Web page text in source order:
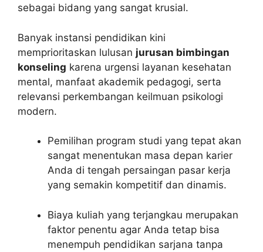
sebagai bidang yang sangat krusial.
Banyak instansi pendidikan kini
memprioritaskan lulusan jurusan bimbingan
konseling karena urgensi layanan kesehatan
mental, manfaat akademik pedagogi, serta
relevansi perkembangan keilmuan psikologi
modern.
Pemilihan program studi yang tepat akan
sangat menentukan masa depan karier
Anda di tengah persaingan pasar kerja
yang semakin kompetitif dan dinamis.
Biaya kuliah yang terjangkau merupakan
faktor penentu agar Anda tetap bisa
menempuh pendidikan sarjana tanpa